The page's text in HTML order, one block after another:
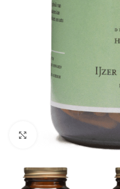
Klik om te vergroten